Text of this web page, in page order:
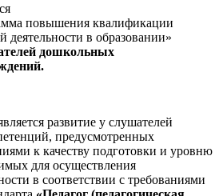
повышения квалификации
деятельности в образовании»
дошкольных
развитие у слушателей
предусмотренных
к качеству подготовки и уровню
для осуществления
в соответствии с требованиями